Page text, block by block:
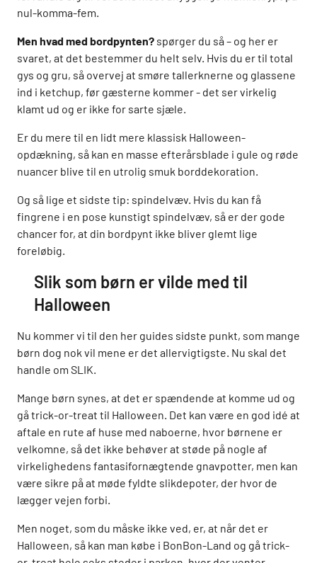
nul-komma-fem.
Men hvad med bordpynten? spørger du så – og her er
svaret, at det bestemmer du helt selv. Hvis du er til total
gys og gru, så overvej at smøre tallerknerne og glassene
ind i ketchup, før gæsterne kommer - det ser virkelig
klamt ud og er ikke for sarte sjæle.
Er du mere til en lidt mere klassisk Halloween-
opdækning, så kan en masse efterårsblade i gule og røde
nuancer blive til en utrolig smuk borddekoration.
Og så lige et sidste tip: spindelvæv. Hvis du kan få
fingrene i en pose kunstigt spindelvæv, så er der gode
chancer for, at din bordpynt ikke bliver glemt lige
foreløbig.
Slik som børn er vilde med til
Halloween
Nu kommer vi til den her guides sidste punkt, som mange
børn dog nok vil mene er det allervigtigste. Nu skal det
handle om SLIK.
Mange børn synes, at det er spændende at komme ud og
gå trick-or-treat til Halloween. Det kan være en god idé at
aftale en rute af huse med naboerne, hvor børnene er
velkomne, så det ikke behøver at støde på nogle af
virkelighedens fantasifornægtende gnavpotter, men kan
være sikre på at møde fyldte slikdepoter, der hvor de
lægger vejen forbi.
Men noget, som du måske ikke ved, er, at når det er
Halloween, så kan man købe i BonBon-Land og gå trick-